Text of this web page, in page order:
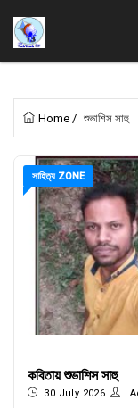
Home / শুভাশিস সাহু
সাহিত্য ZONE
কবিতায় শুভাশিস সাহু
30 July 2026